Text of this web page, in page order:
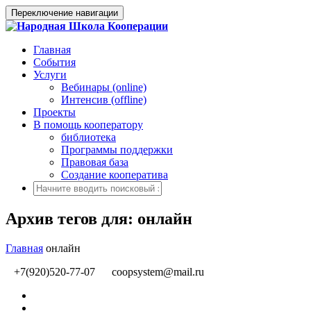
Переключение навигации
Главная
События
Услуги
Вебинары (online)
Интенсив (offline)
Проекты
В помощь кооператору
библиотека
Программы поддержки
Правовая база
Создание кооператива
Архив тегов для: онлайн
Главная онлайн
+7(920)520-77-07
coopsystem@mail.ru